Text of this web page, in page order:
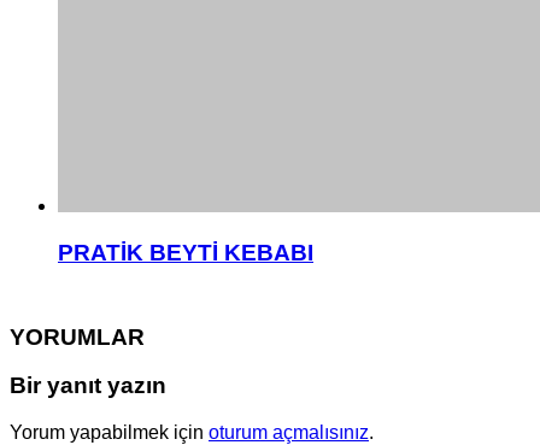
PRATİK BEYTİ KEBABI
YORUMLAR
Bir yanıt yazın
Yorum yapabilmek için oturum açmalısınız.